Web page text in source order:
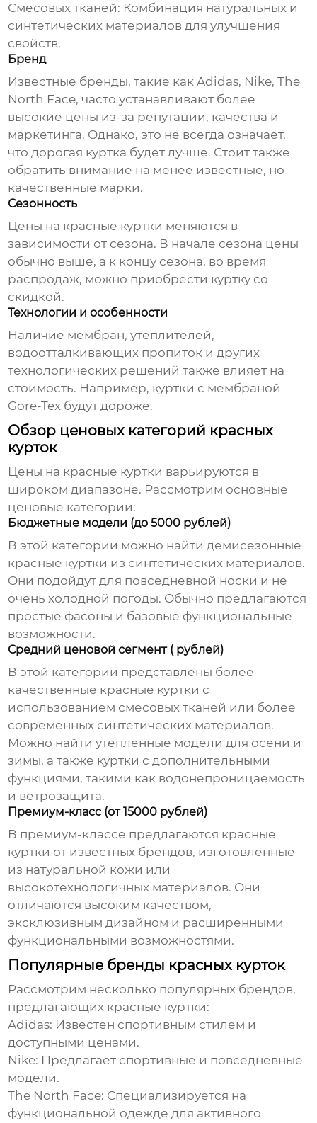
Смесовых тканей: Комбинация натуральных и
синтетических материалов для улучшения
свойств.
Бренд
Известные бренды, такие как Adidas, Nike, The
North Face, часто устанавливают более
высокие цены из-за репутации, качества и
маркетинга. Однако, это не всегда означает,
что дорогая куртка будет лучше. Стоит также
обратить внимание на менее известные, но
качественные марки.
Сезонность
Цены на красные куртки меняются в
зависимости от сезона. В начале сезона цены
обычно выше, а к концу сезона, во время
распродаж, можно приобрести куртку со
скидкой.
Технологии и особенности
Наличие мембран, утеплителей,
водоотталкивающих пропиток и других
технологических решений также влияет на
стоимость. Например, куртки с мембраной
Gore-Tex будут дороже.
Обзор ценовых категорий красных
курток
Цены на красные куртки варьируются в
широком диапазоне. Рассмотрим основные
ценовые категории:
Бюджетные модели (до 5000 рублей)
В этой категории можно найти демисезонные
красные куртки из синтетических материалов.
Они подойдут для повседневной носки и не
очень холодной погоды. Обычно предлагаются
простые фасоны и базовые функциональные
возможности.
Средний ценовой сегмент ( рублей)
В этой категории представлены более
качественные красные куртки с
использованием смесовых тканей или более
современных синтетических материалов.
Можно найти утепленные модели для осени и
зимы, а также куртки с дополнительными
функциями, такими как водонепроницаемость
и ветрозащита.
Премиум-класс (от 15000 рублей)
В премиум-классе предлагаются красные
куртки от известных брендов, изготовленные
из натуральной кожи или
высокотехнологичных материалов. Они
отличаются высоким качеством,
эксклюзивным дизайном и расширенными
функциональными возможностями.
Популярные бренды красных курток
Рассмотрим несколько популярных брендов,
предлагающих красные куртки:
Adidas: Известен спортивным стилем и
доступными ценами.
Nike: Предлагает спортивные и повседневные
модели.
The North Face: Специализируется на
функциональной одежде для активного